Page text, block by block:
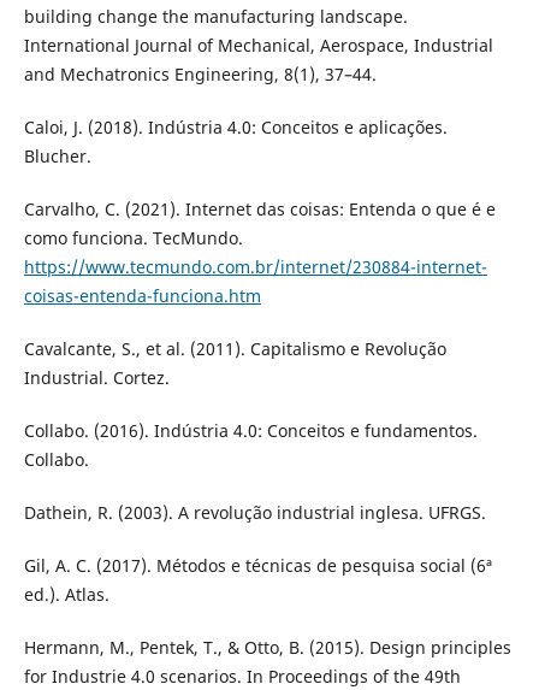
building change the manufacturing landscape.
International Journal of Mechanical, Aerospace, Industrial
and Mechatronics Engineering, 8(1), 37–44.
Caloi, J. (2018). Indústria 4.0: Conceitos e aplicações.
Blucher.
Carvalho, C. (2021). Internet das coisas: Entenda o que é e
como funciona. TecMundo.
https://www.tecmundo.com.br/internet/230884-internet-
coisas-entenda-funciona.htm
Cavalcante, S., et al. (2011). Capitalismo e Revolução
Industrial. Cortez.
Collabo. (2016). Indústria 4.0: Conceitos e fundamentos.
Collabo.
Dathein, R. (2003). A revolução industrial inglesa. UFRGS.
Gil, A. C. (2017). Métodos e técnicas de pesquisa social (6ª
ed.). Atlas.
Hermann, M., Pentek, T., & Otto, B. (2015). Design principles
for Industrie 4.0 scenarios. In Proceedings of the 49th